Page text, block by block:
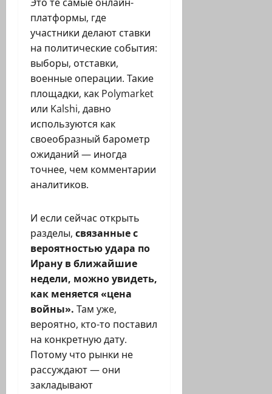
платформы, где
участники делают ставки
на политические события:
выборы, отставки,
военные операции. Такие
площадки, как Polymarket
или Kalshi, давно
используются как
своеобразный барометр
ожиданий — иногда
точнее, чем комментарии
аналитиков.
И если сейчас открыть
разделы, связанные с
вероятностью удара по
Ирану в ближайшие
недели, можно увидеть,
как меняется «цена
войны». Там уже,
вероятно, кто-то поставил
на конкретную дату.
Потому что рынки не
рассуждают — они
закладывают